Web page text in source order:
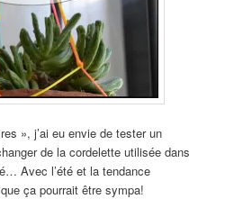
», j’ai eu envie de tester un
de la cordelette utilisée dans
Avec l’été et la tendance
ça pourrait être sympa!